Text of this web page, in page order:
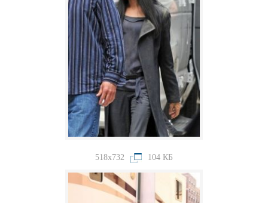
518x732 104 КБ